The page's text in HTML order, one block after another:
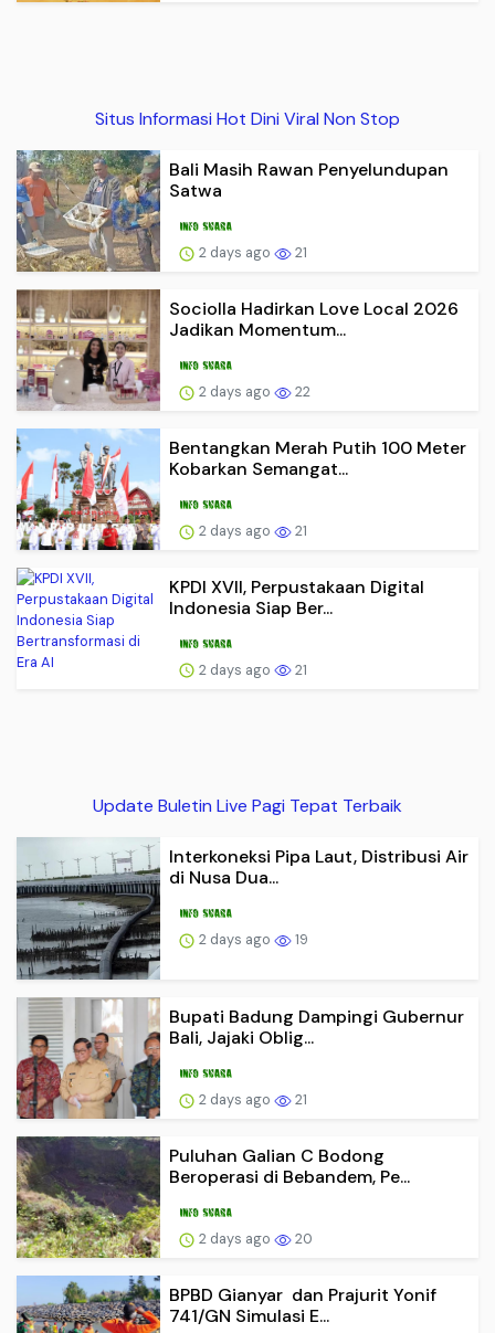
Situs Informasi Hot Dini Viral Non Stop
Bali Masih Rawan Penyelundupan
Satwa
2 days ago 21
Sociolla Hadirkan Love Local 2026
Jadikan Momentum...
2 days ago 22
Bentangkan Merah Putih 100 Meter
Kobarkan Semangat...
2 days ago 21
KPDI XVII, Perpustakaan Digital
Indonesia Siap Ber...
2 days ago 21
Update Buletin Live Pagi Tepat Terbaik
Interkoneksi Pipa Laut, Distribusi Air
di Nusa Dua...
2 days ago 19
Bupati Badung Dampingi Gubernur
Bali, Jajaki Oblig...
2 days ago 21
Puluhan Galian C Bodong
Beroperasi di Bebandem, Pe...
2 days ago 20
BPBD Gianyar dan Prajurit Yonif
741/GN Simulasi E...